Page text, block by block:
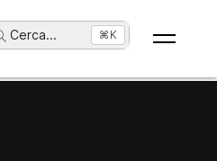
Cerca... ⌘K